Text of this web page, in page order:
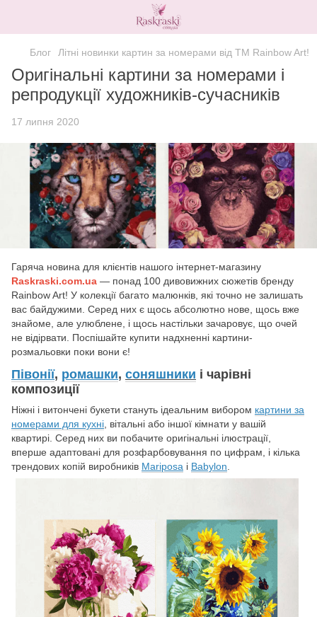
Блог Літні новинки картин за номерами від ТМ Rainbow Art!
Оригінальні картини за номерами і
репродукції художників-сучасників
17 липня 2020
Гаряча новина для клієнтів нашого інтернет-магазину
Raskraski.com.ua — понад 100 дивовижних сюжетів бренду
Rainbow Art! У колекції багато малюнків, які точно не залишать
вас байдужими. Серед них є щось абсолютно нове, щось вже
знайоме, але улюблене, і щось настільки зачаровує, що очей
не відірвати. Поспішайте купити надхненні картини-
розмальовки поки вони є!
Півонії, ромашки, соняшники і чарівні
композиції
Ніжні і витончені букети стануть ідеальним вибором картини за
номерами для кухні , вітальні або іншої кімнати у вашій
квартирі. Серед них ви побачите оригінальні ілюстрації,
вперше адаптовані для розфарбовування по цифрам, і кілька
трендових копій виробників Mariposa і Babylon